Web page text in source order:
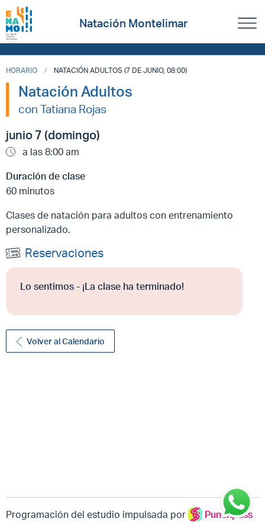
Natación Montelimar
HORARIO NATACIÓN ADULTOS (7 DE JUNIO, 08:00)
Natación Adultos
con Tatiana Rojas
junio 7 (domingo)
a las 8:00 am
Duración de clase
60 minutos
Clases de natación para adultos con entrenamiento
personalizado.
Reservaciones
Lo sentimos - ¡La clase ha terminado!
Volver al Calendario
Programación del estudio impulsada por Punchpass